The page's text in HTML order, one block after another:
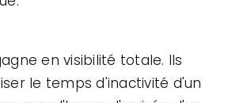
en visibilité totale. Ils
le temps d'inactivité d'un